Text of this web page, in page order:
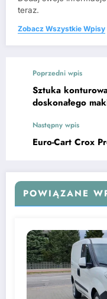
teraz.
Zobacz Wszystkie Wpisy
Poprzedni wpis
Sztuka
doskonałego
Następny wpis
Euro-Cart Crox
POWIĄZANE